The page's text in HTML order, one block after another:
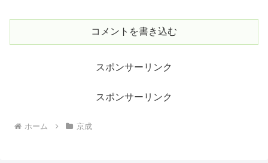
コメントを書き込む
スポンサーリンク
スポンサーリンク
ホーム 京成